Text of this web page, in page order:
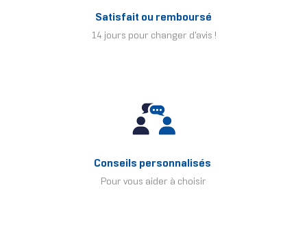
Satisfait ou remboursé
14 jours pour changer d'avis !
Conseils personnalisés
Pour vous aider à choisir